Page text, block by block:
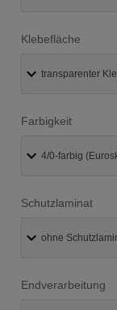
Klebefläche
Farbigkeit
Schutzlaminat
Endverarbeitung